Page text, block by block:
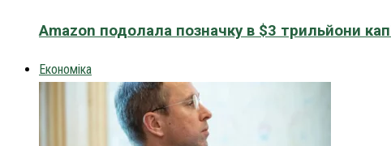
Amazon подолала позначку в $3 трильйони
Економіка